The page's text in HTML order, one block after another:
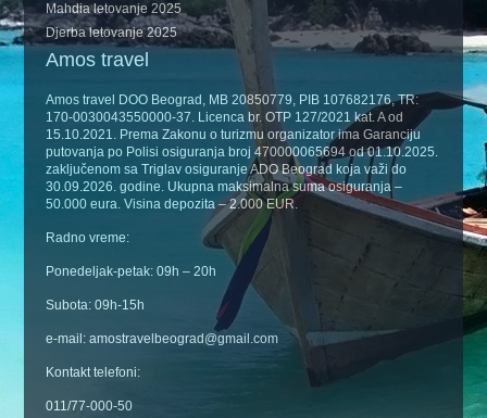
Mahdia letovanje 2025
Djerba letovanje 2025
Amos travel
Amos travel DOO Beograd, MB 20850779, PIB 107682176, TR:
170-0030043550000-37. Licenca br. OTP 127/2021 kat. A od
15.10.2021. Prema Zakonu o turizmu organizator ima Garanciju
putovanja po Polisi osiguranja broj 470000065694 od 01.10.2025.
zaključenom sa Triglav osiguranje ADO Beograd koja važi do
30.09.2026. godine. Ukupna maksimalna suma osiguranja –
50.000 eura. Visina depozita – 2.000 EUR.
Radno vreme:
Ponedeljak-petak: 09h – 20h
Subota: 09h-15h
e-mail: amostravelbeograd@gmail.com
Kontakt telefoni:
011/77-000-50